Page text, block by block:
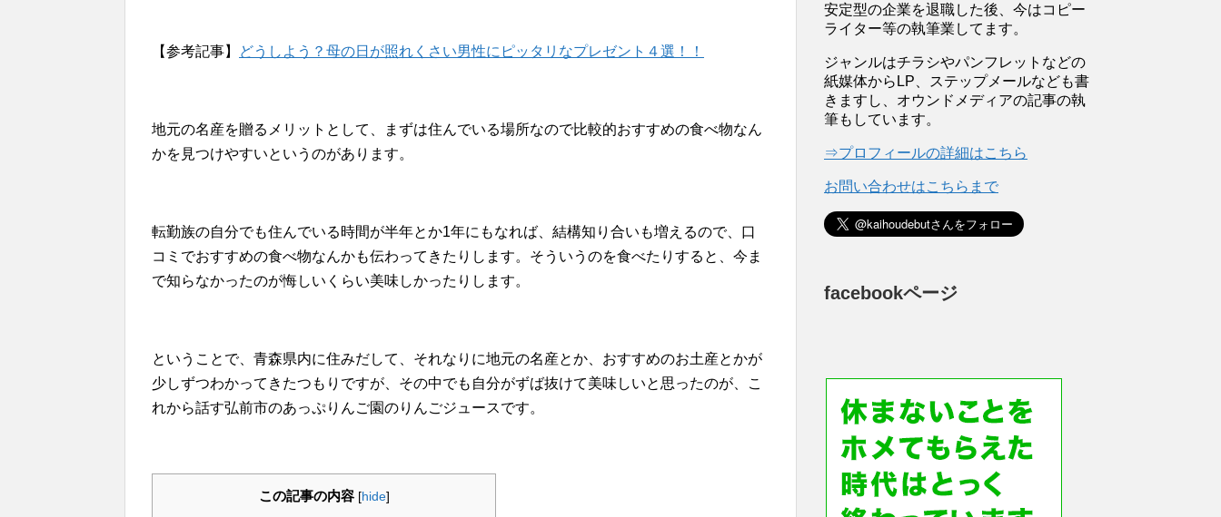
【参考記事】 どうしよう？母の日が照れくさい男性にピッタリなプレゼント４選！！
地元の名産を贈るメリットとして、まずは住んでいる場所なので比較的おすすめの食べ物なん
かを見つけやすいというのがあります。
転勤族の自分でも住んでいる時間が半年とか1年にもなれば、結構知り合いも増えるので、口
コミでおすすめの食べ物なんかも伝わってきたりします。そういうのを食べたりすると、今ま
で知らなかったのが悔しいくらい美味しかったりします。
ということで、青森県内に住みだして、それなりに地元の名産とか、おすすめのお土産とかが
少しずつわかってきたつもりですが、その中でも自分がずば抜けて美味しいと思ったのが、こ
れから話す弘前市のあっぷりんご園のりんごジュースです。
この記事の内容 [hide]
安定型の企業を退職した後、今はコピー
ライター等の執筆業してます。
ジャンルはチラシやパンフレットなどの
紙媒体からLP、ステップメールなども書
きますし、オウンドメディアの記事の執
筆もしています。
⇒プロフィールの詳細はこちら
お問い合わせはこちらまで
facebookページ